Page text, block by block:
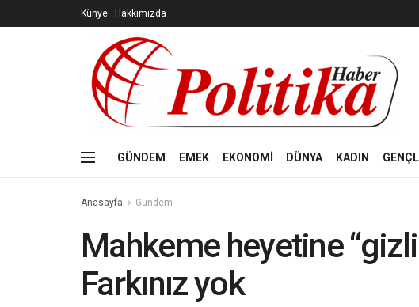
Künye Hakkımızda
GÜNDEM EMEK EKONOMİ DÜNYA KADIN
Anasayfa Gündem
Mahkeme heyetine
Farkınız yok